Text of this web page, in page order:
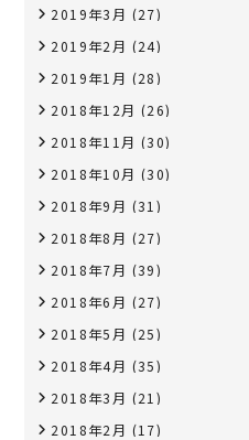
2019年3月 (27)
2019年2月 (24)
2019年1月 (28)
2018年12月 (26)
2018年11月 (30)
2018年10月 (30)
2018年9月 (31)
2018年8月 (27)
2018年7月 (39)
2018年6月 (27)
2018年5月 (25)
2018年4月 (35)
2018年3月 (21)
2018年2月 (17)